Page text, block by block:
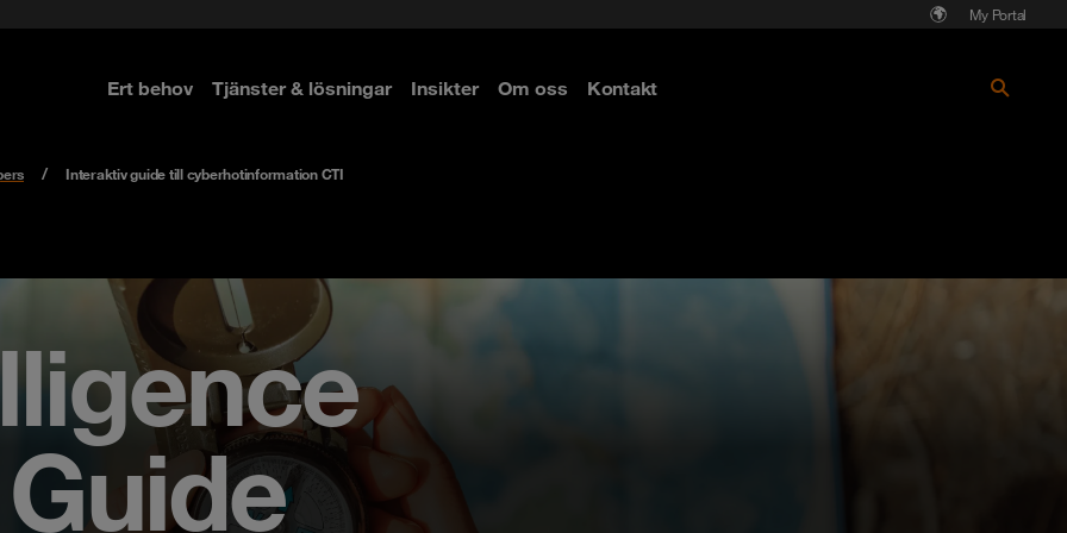
My Portal
Ert behov Tjänster & lösningar Insikter Om oss Kontakt
Interaktiv guide till cyberhotinformation CTI